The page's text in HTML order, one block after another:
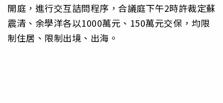
開庭，進行交互詰問程序，合議庭下午2時許裁定蘇
震清、余學洋各以1000萬元、150萬元交保，均限
制住居、限制出境、出海。